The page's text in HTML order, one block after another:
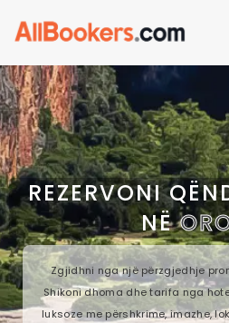
REZERVONI
NË
Zgjidhni nga një përzgjedhje
Shikoni dhoma dhe tarifa nga
luksoze me përshkrime, imazhe,